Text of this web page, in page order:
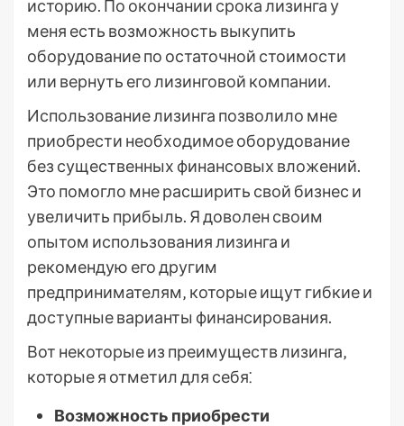
историю. По окончании срока лизинга у
меня есть возможность выкупить
оборудование по остаточной стоимости
или вернуть его лизинговой компании.
Использование лизинга позволило мне
приобрести необходимое оборудование
без существенных финансовых вложений.
Это помогло мне расширить свой бизнес и
увеличить прибыль. Я доволен своим
опытом использования лизинга и
рекомендую его другим
предпринимателям‚ которые ищут гибкие и
доступные варианты финансирования.
Вот некоторые из преимуществ лизинга‚
которые я отметил для себя⁚
Возможность приобрести